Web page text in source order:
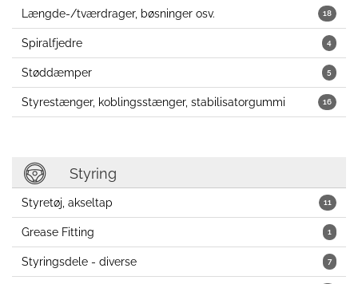
18
Længde-/tværdrager, bøsninger osv.
4
Spiralfjedre
5
Støddæmper
16
Styrestænger, koblingsstænger, stabilisatorgummi
Styring
11
Styretøj, akseltap
1
Grease Fitting
7
Styringsdele - diverse